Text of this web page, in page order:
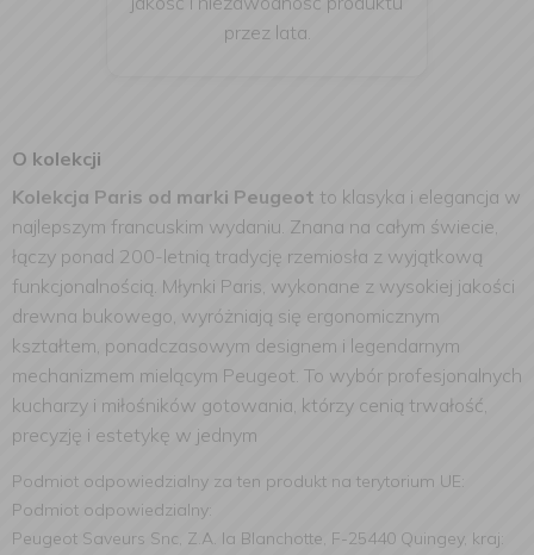
przez lata.
O kolekcji
Kolekcja Paris od marki Peugeot to klasyka i elegancja w
najlepszym francuskim wydaniu. Znana na całym świecie,
łączy ponad 200-letnią tradycję rzemiosła z wyjątkową
funkcjonalnością. Młynki Paris, wykonane z wysokiej jakości
drewna bukowego, wyróżniają się ergonomicznym
kształtem, ponadczasowym designem i legendarnym
mechanizmem mielącym Peugeot. To wybór profesjonalnych
kucharzy i miłośników gotowania, którzy cenią trwałość,
precyzję i estetykę w jednym
Podmiot odpowiedzialny za ten produkt na terytorium UE:
Podmiot odpowiedzialny:
Peugeot Saveurs Snc, Z.A. la Blanchotte, F-25440 Quingey, kraj: